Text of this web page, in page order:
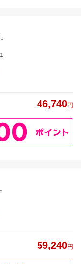
46,740円
59,240円